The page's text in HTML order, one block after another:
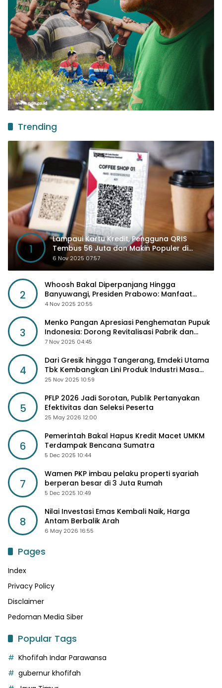
Trending
1
Lampaui Kartu Kredit, Pengguna QRIS
Tembus 56 Juta dan Makin Populer di
Kancah Global
6 Nov 2025 07:57
2
Whoosh Bakal Diperpanjang Hingga
Banyuwangi, Presiden Prabowo: Manfaat
Sosial Lebih Besar
4 Nov 2025 20:55
3
Menko Pangan Apresiasi Penghematan Pupuk
Indonesia: Dorong Revitalisasi Pabrik dan
Diskon Harga Pupuk
7 Nov 2025 04:45
4
Dari Gresik hingga Tangerang, Emdeki Utama
Tbk Kembangkan Lini Produk Industri Masa
Depan
25 Nov 2025 10:59
5
PFLP 2026 Jadi Sorotan, Publik Pertanyakan
Efektivitas dan Seleksi Peserta
25 May 2026 12:00
6
Pemerintah Bakal Hapus Kredit Macet UMKM
Terdampak Bencana Sumatra
5 Dec 2025 10:44
7
Wamen PKP imbau pelaku properti syariah
berperan besar di 3 Juta Rumah
5 Dec 2025 10:49
8
Nilai Investasi Emas Kembali Naik, Harga
Antam Berbalik Arah
6 May 2026 16:55
Pages
Index
Privacy Policy
Disclaimer
Pedoman Media Siber
Popular Tags
Khofifah Indar Parawansa
gubernur khofifah